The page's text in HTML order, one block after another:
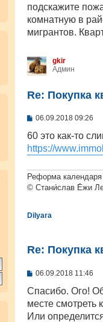
и
е
подскажите
комнатную в
мигрантов.
gkir
Админ
Re: Покупка
С
о
щ
н
и
е
06.09.2018 09:26
60 это как-то
https://
Реформа
© Стани́слав Е́жи
Dilyara
Re: Покупка
С
о
щ
е
06.09.2018 11:46
Спасибо. Ого!
месте смотреть
Или